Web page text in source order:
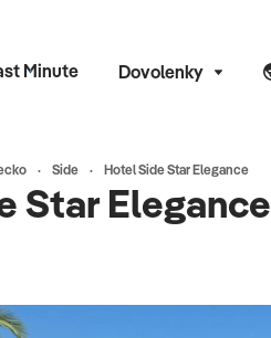
Minute Dovolenky
Side Hotel Side Star Elegance
Star Elegance